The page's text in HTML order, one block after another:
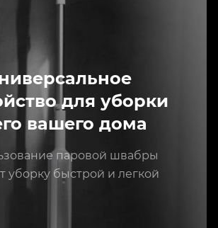
для уборки
вашего дома
паровой швабры
уборку быстрой и легкой